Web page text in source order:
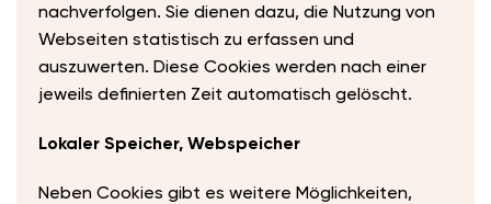
nachverfolgen. Sie dienen dazu, die Nutzung von
Webseiten statistisch zu erfassen und
auszuwerten. Diese Cookies werden nach einer
jeweils definierten Zeit automatisch gelöscht.
Lokaler Speicher, Webspeicher
Neben Cookies gibt es weitere Möglichkeiten,